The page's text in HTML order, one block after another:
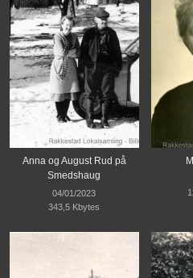
Anna og August Rud på
Smedshaug
04/01/2023
343,5 Kbytes